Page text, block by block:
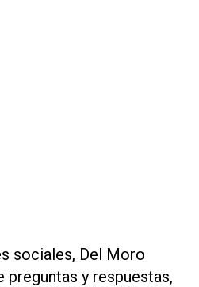
sociales, Del Moro
y respuestas,